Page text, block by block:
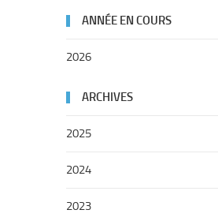
ANNÉE EN COURS
2026
ARCHIVES
2025
2024
2023